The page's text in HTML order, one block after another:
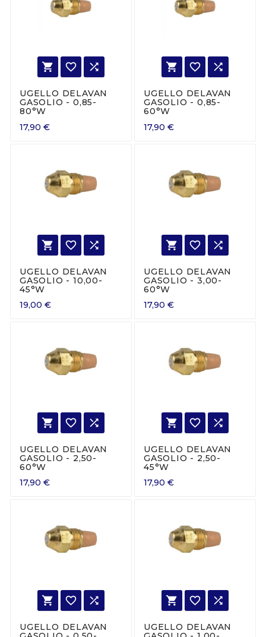
  
UGELLO DELAVAN
GASOLIO - 0,85-
80°W
17,90 €
  
UGELLO DELAVAN
GASOLIO - 0,85-
60°W
17,90 €
  
UGELLO DELAVAN
GASOLIO - 10,00-
45°W
19,00 €
  
UGELLO DELAVAN
GASOLIO - 3,00-
60°W
17,90 €
  
UGELLO DELAVAN
GASOLIO - 2,50-
60°W
17,90 €
  
UGELLO DELAVAN
GASOLIO - 2,50-
45°W
17,90 €
  
UGELLO DELAVAN
  
UGELLO DELAVAN